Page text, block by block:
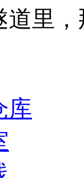
道里
库